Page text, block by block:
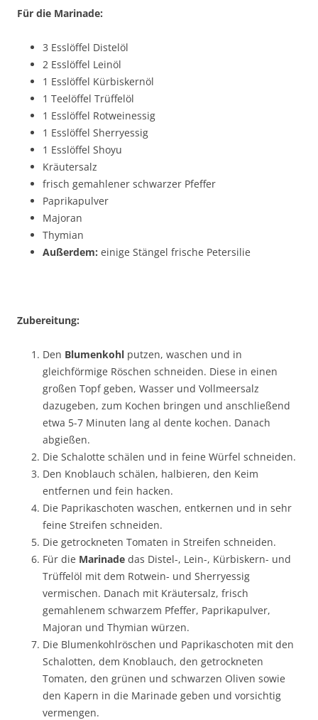
Für die Marinade:
3 Esslöffel Distelöl
2 Esslöffel Leinöl
1 Esslöffel Kürbiskernöl
1 Teelöffel Trüffelöl
1 Esslöffel Rotweinessig
1 Esslöffel Sherryessig
1 Esslöffel Shoyu
Kräutersalz
frisch gemahlener schwarzer Pfeffer
Paprikapulver
Majoran
Thymian
Außerdem: einige Stängel frische Petersilie
Zubereitung:
Den Blumenkohl putzen, waschen und in
gleichförmige Röschen schneiden. Diese in einen
großen Topf geben, Wasser und Vollmeersalz
dazugeben, zum Kochen bringen und anschließend
etwa 5-7 Minuten lang al dente kochen. Danach
abgießen.
Die Schalotte schälen und in feine Würfel schneiden.
Den Knoblauch schälen, halbieren, den Keim
entfernen und fein hacken.
Die Paprikaschoten waschen, entkernen und in sehr
feine Streifen schneiden.
Die getrockneten Tomaten in Streifen schneiden.
Für die Marinade das Distel-, Lein-, Kürbiskern- und
Trüffelöl mit dem Rotwein- und Sherryessig
vermischen. Danach mit Kräutersalz, frisch
gemahlenem schwarzem Pfeffer, Paprikapulver,
Majoran und Thymian würzen.
Die Blumenkohlröschen und Paprikaschoten mit den
Schalotten, dem Knoblauch, den getrockneten
Tomaten, den grünen und schwarzen Oliven sowie
den Kapern in die Marinade geben und vorsichtig
vermengen.